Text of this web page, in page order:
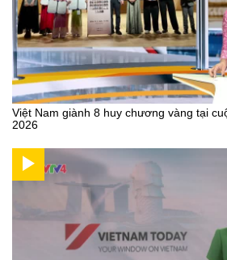
Việt Nam giành 8 huy chương vàng tại
2026